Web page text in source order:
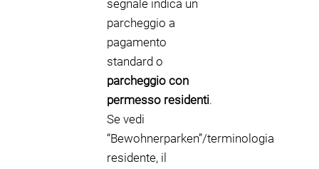
segnale indica un
parcheggio a
pagamento
standard o
parcheggio con
permesso residenti.
Se vedi
“Bewohnerparken”/terminologia
residente, il